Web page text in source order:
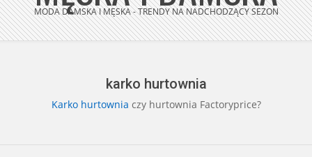
MODA DAMSKA I MĘSKA - TRENDY NA NADCHODZĄCY SEZON
karko hurtownia
Karko hurtownia czy hurtownia Factoryprice?